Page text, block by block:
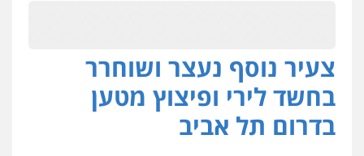
גל דהן – משרד עורך דין פלילי
פלילי פשיעה חמורה סמים מעצרים
וחקירות
0544723840
צעיר נוסף נעצר ושוחרר
בחשד לירי ופיצוץ מטען
בדרום תל אביב